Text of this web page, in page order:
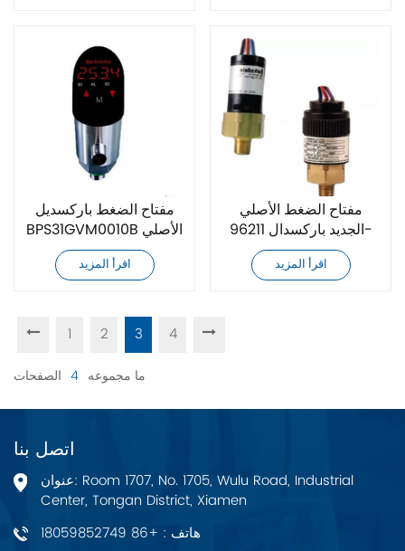
مفتاح الضغط باركسديل
BPS31GVM0010B الأصلي
الجديد
اقرأ المزيد
مفتاح الضغط الأصلي
الجديد باركسدال 96211-
BB4-T2
اقرأ المزيد
1 2 3 4
ما مجموعه 4 الصفحات
اتصل بنا
عنوان: Room 1707, No. 1705, Wulu Road, Industrial
Center, Tongan District, Xiamen
هاتف : +86 18059852749